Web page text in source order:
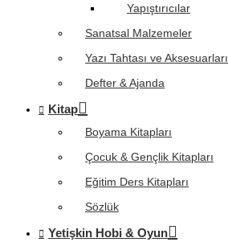
Yapıştırıcılar
Sanatsal Malzemeler
Yazı Tahtası ve Aksesuarları
Defter & Ajanda
Kitap
Boyama Kitapları
Çocuk & Gençlik Kitapları
Eğitim Ders Kitapları
Sözlük
Yetişkin Hobi & Oyun